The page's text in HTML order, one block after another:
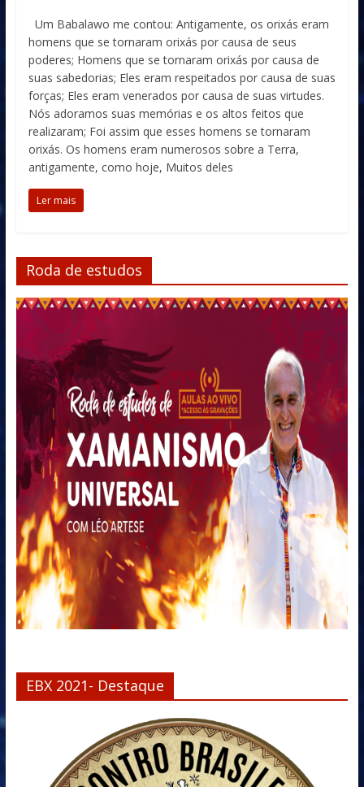
Um Babalawo me contou: Antigamente, os orixás eram
homens que se tornaram orixás por causa de seus
poderes; Homens que se tornaram orixás por causa de
suas sabedorias; Eles eram respeitados por causa de suas
forças; Eles eram venerados por causa de suas virtudes.
Nós adoramos suas memórias e os altos feitos que
realizaram; Foi assim que esses homens se tornaram
orixás. Os homens eram numerosos sobre a Terra,
antigamente, como hoje, Muitos deles
Ler mais
Roda de estudos
EBX 2021- Destaque